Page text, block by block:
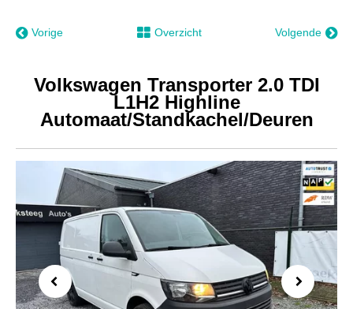
Vorige Overzicht Volgende
Volkswagen Transporter 2.0 TDI
L1H2 Highline
Automaat/Standkachel/Deuren
Previous Next